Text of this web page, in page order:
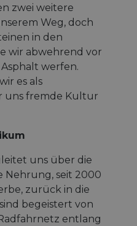
zwei weitere
Weg, doch
in den
wir abwehrend vor
werfen.
es als
uns fremde Kultur
uns über die
Nehrung, seit 2000
zurück in die
begeistert von
entlang